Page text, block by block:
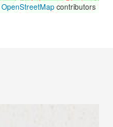
OpenStreetMapcontributors